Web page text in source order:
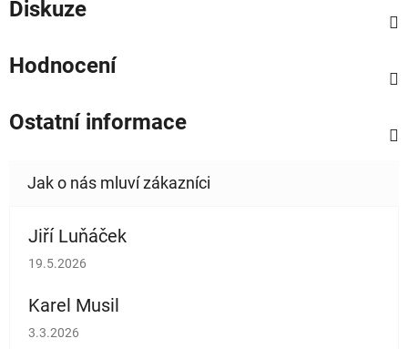
Diskuze
Hodnocení
Ostatní informace
Jiří Luňáček
Hodnocení obchodu je 5 z 5 hvězdiček.
19.5.2026
Karel Musil
Hodnocení obchodu je 5 z 5 hvězdiček.
3.3.2026